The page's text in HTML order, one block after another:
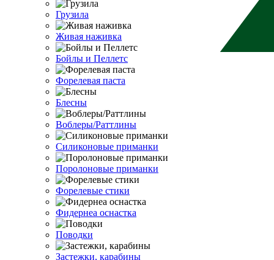
Грузила
Живая наживка
Бойлы и Пеллетс
Форелевая паста
Блесны
Воблеры/Раттлины
Силиконовые приманки
Поролоновые приманки
Форелевые стики
Фидернеа оснастка
Поводки
Застежки, карабины